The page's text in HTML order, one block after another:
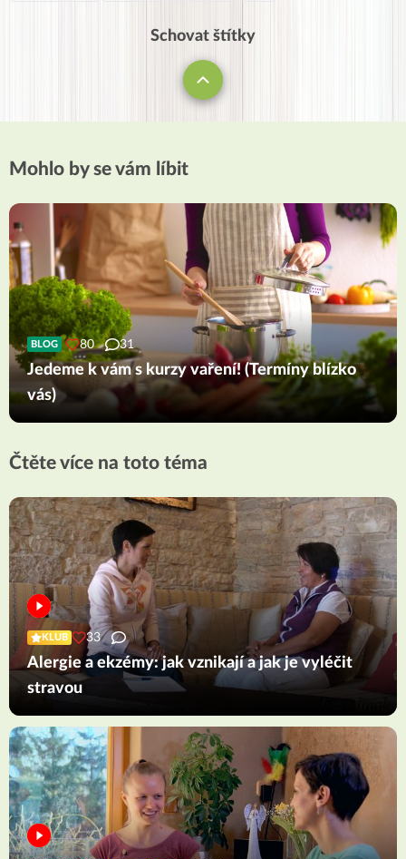
Schovat štítky
Mohlo by se vám líbit
BLOG 80 31
Jedeme k vám s kurzy vaření! (Termíny blízko
vás)
Čtěte více na toto téma
KLUB 33
Alergie a ekzémy: jak vznikají a jak je vyléčit
stravou